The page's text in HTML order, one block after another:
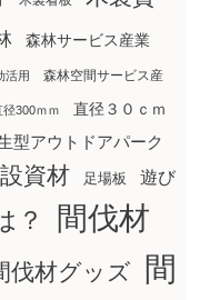
森林サービス産業
活用 森林空間サービス産
径300ｍｍ 直径３０ｃｍ
型アウトドアパーク
資材 足場板 遊び
？
間伐材
伐材グッズ
間